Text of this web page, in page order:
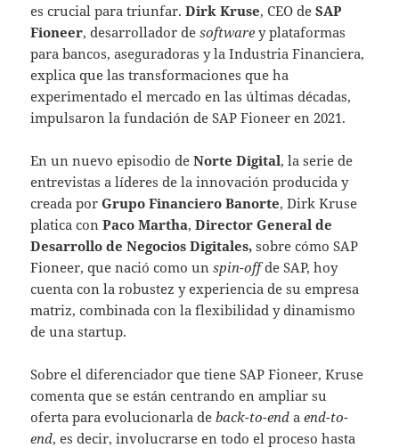
es crucial para triunfar.Dirk Kruse, CEO deSAP
Fioneer, desarrollador desoftware y plataformas
para bancos, aseguradoras y la Industria Financiera,
explica que las transformaciones que ha
experimentado el mercado en las últimas décadas,
impulsaron la fundación de SAP Fioneer en 2021.
En un nuevo episodio deNorte Digital, la serie de
entrevistas a líderes de la innovación producida y
creada porGrupo Financiero Banorte, Dirk Kruse
platica conPaco Martha,Director General de
Desarrollo de Negocios Digitales, sobre cómo SAP
Fioneer, que nació como unspin-offde SAP, hoy
cuenta con la robustez y experiencia de su empresa
matriz, combinada con la flexibilidad y dinamismo
de una startup.
Sobre el diferenciador que tiene SAP Fioneer, Kruse
comenta que se están centrando en ampliar su
oferta para evolucionarla deback-to-end aend-to-
end, es decir, involucrarse en todo el proceso hasta